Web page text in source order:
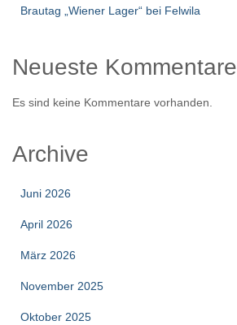
Brautag „Wiener Lager“ bei Felwila
Neueste Kommentare
Es sind keine Kommentare vorhanden.
Archive
Juni 2026
April 2026
März 2026
November 2025
Oktober 2025